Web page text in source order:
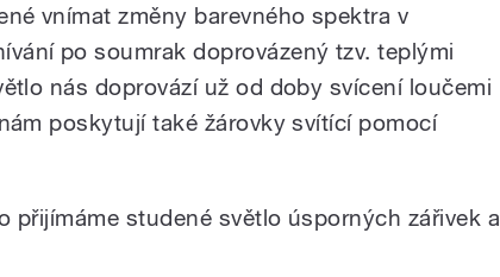
vnímat změny barevného spektra v
po soumrak doprovázený tzv. teplými
nás doprovází už od doby svícení loučemi
poskytují také žárovky svítící pomocí
přijímáme studené světlo úsporných zářivek a